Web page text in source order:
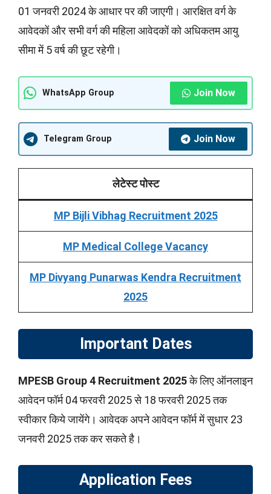
01 जनवरी 2024 के आधार पर की जाएगी। आरक्षित वर्ग के
आवेदकों और सभी वर्ग की महिला आवेदकों को अधिकतम आयु
सीमा में 5 वर्ष की छूट रहेगी।
WhatsApp Group Join Now
Telegram Group Join Now
लेटेस्ट पोस्ट
MP Bijli Vibhag Recruitment 2025
MP Medical College Vacancy
MP Divyang Punarwas Kendra Recruitment
2025
Important Dates
MPESB Group 4 Recruitment 2025के लिए ऑनलाइन
आवेदन फॉर्म 04 फरवरी 2025 से 18 फरवरी 2025 तक
स्वीकार किये जायेंगे। आवेदक अपने आवेदन फॉर्म में सुधार 23
जनवरी 2025 तक कर सकते है।
Application Fees